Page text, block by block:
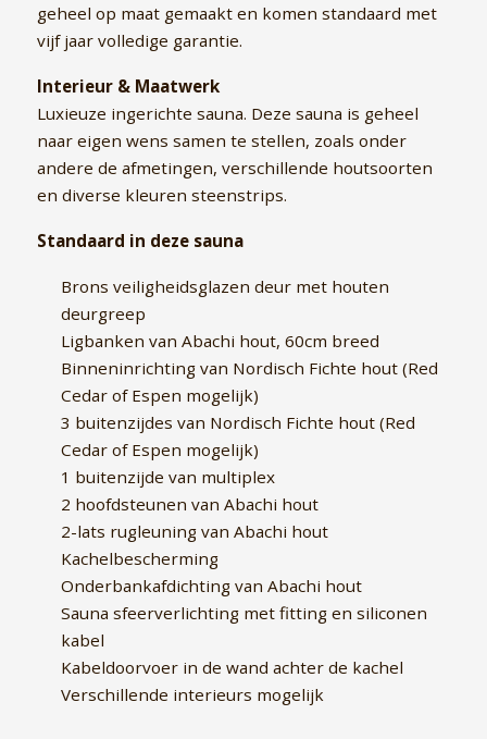
geheel op maat gemaakt en komen standaard met
vijf jaar volledige garantie.
Interieur & Maatwerk
Luxieuze ingerichte sauna. Deze sauna is geheel
naar eigen wens samen te stellen, zoals onder
andere de afmetingen, verschillende houtsoorten
en diverse kleuren steenstrips.
Standaard in deze sauna
Brons veiligheidsglazen deur met houten
deurgreep
Ligbanken van Abachi hout, 60cm breed
Binneninrichting van Nordisch Fichte hout (Red
Cedar of Espen mogelijk)
3 buitenzijdes van Nordisch Fichte hout (Red
Cedar of Espen mogelijk)
1 buitenzijde van multiplex
2 hoofdsteunen van Abachi hout
2-lats rugleuning van Abachi hout
Kachelbescherming
Onderbankafdichting van Abachi hout
Sauna sfeerverlichting met fitting en siliconen
kabel
Kabeldoorvoer in de wand achter de kachel
Verschillende interieurs mogelijk